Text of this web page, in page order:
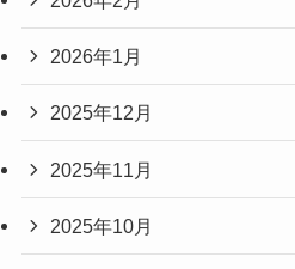
2026年1月
2025年12月
2025年11月
2025年10月